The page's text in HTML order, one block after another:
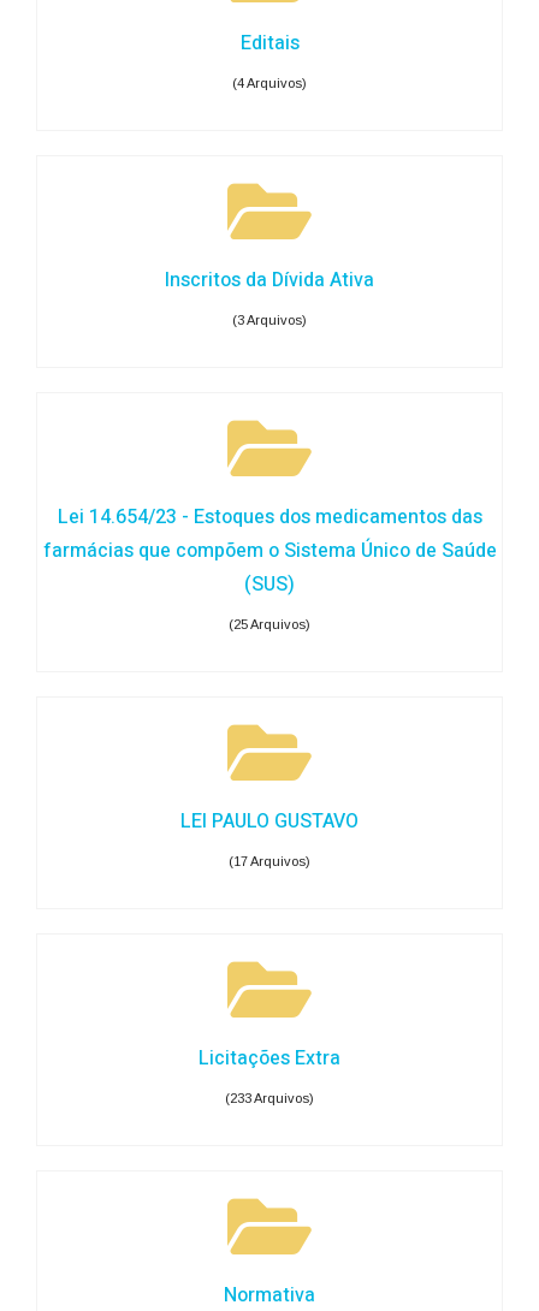
Editais
(4 Arquivos)
Inscritos da Dívida Ativa
(3 Arquivos)
Lei 14.654/23 - Estoques dos medicamentos das
farmácias que compõem o Sistema Único de Saúde
(SUS)
(25 Arquivos)
LEI PAULO GUSTAVO
(17 Arquivos)
Licitações Extra
(233 Arquivos)
Normativa